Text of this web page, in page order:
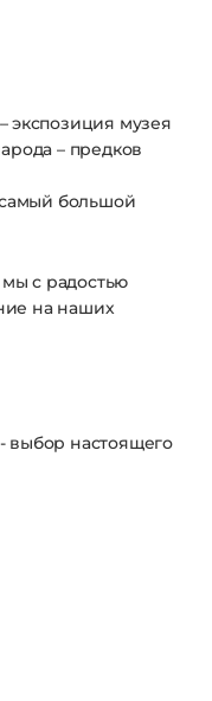
экспозиция музея
– предков
большой
мы с радостью
на наших
выбор настоящего